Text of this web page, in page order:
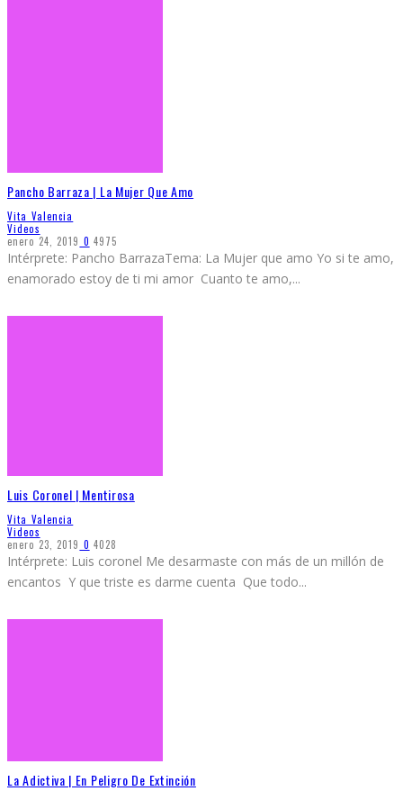
Pancho Barraza | La Mujer Que Amo
Vita Valencia
Videos
enero 24, 2019 0 4975
Intérprete: Pancho BarrazaTema: La Mujer que amo Yo si te amo,
enamorado estoy de ti mi amor Cuanto te amo,...
Luis Coronel | Mentirosa
Vita Valencia
Videos
enero 23, 2019 0 4028
Intérprete: Luis coronel Me desarmaste con más de un millón de
encantos Y que triste es darme cuenta Que todo...
La Adictiva | En Peligro De Extinción